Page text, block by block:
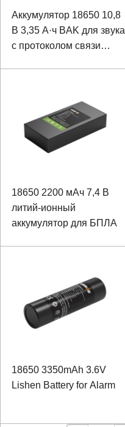
Аккумулятор 18650 10,8
В 3,35 А·ч BAK для звука
с протоколом связи
18650 2200 мАч 7,4 В
литий-ионный
аккумулятор для БПЛА
18650 3350mAh 3.6V
Lishen Battery for Alarm